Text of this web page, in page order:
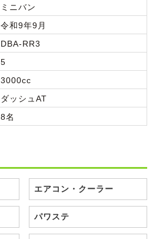
ミニバン
令和9年9月
DBA-RR3
5
3000cc
ダッシュAT
8名
エアコン・クーラー
パワステ